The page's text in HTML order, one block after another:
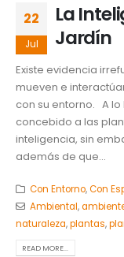
22
Jul
La
Jardín
Existe evidencia
mueven e
con su entorno. A lo
concebido a las
inteligencia, sin
además de que...
Con Entorno,Con
Ambiental,
naturaleza,plantas,
READ MORE...